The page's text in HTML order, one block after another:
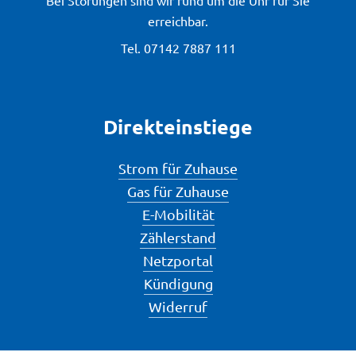
erreichbar.
Tel. 07142 7887 111
Direkteinstiege
Strom für Zuhause
Gas für Zuhause
E-Mobilität
Zählerstand
Netzportal
Kündigung
Widerruf